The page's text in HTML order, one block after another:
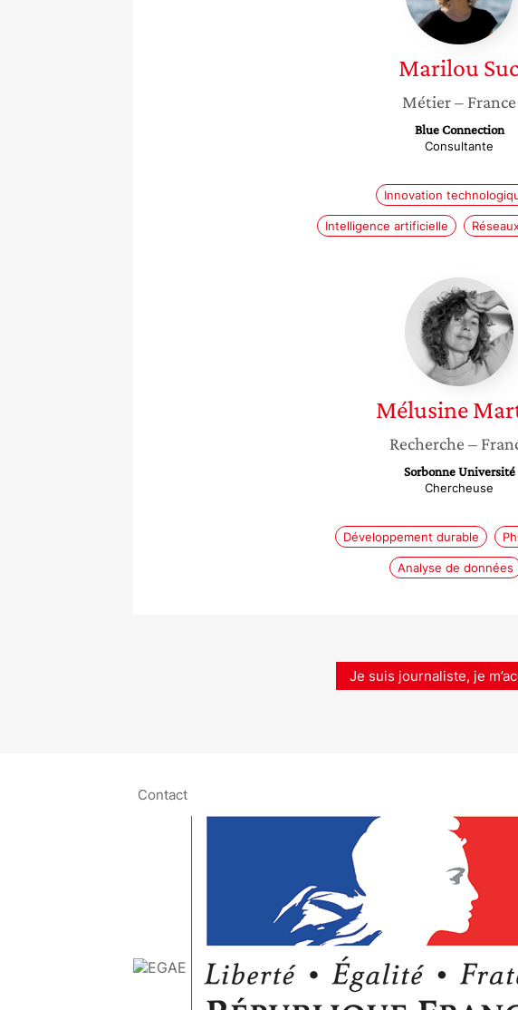
Marilou
Métier– France
Blue Connection
Consultante
Innovation
Intelligence artificielle
Mélusine
Martin
Mélusine
Recherche –
Sorbonne Université
Chercheuse
Développement durable
Analyse de données
Je suis journaliste, je
Contact